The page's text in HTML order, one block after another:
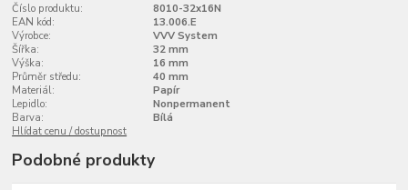
Číslo produktu:
8010-32x16N
EAN kód:
13.006.E
Výrobce:
VVV System
Šířka:
32 mm
Výška:
16 mm
Průměr středu:
40 mm
Materiál:
Papír
Lepidlo:
Nonpermanent
Barva:
Bílá
Hlídat cenu / dostupnost
Podobné produkty